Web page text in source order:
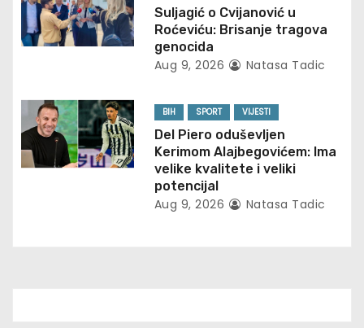
t
i
n
Suljagić o Cvijanović u
Roćeviću: Brisanje tragova
genocida
Aug 9, 2026 Natasa Tadic
BIH SPORT VIJESTI
Del Piero oduševljen
Kerimom Alajbegovićem: Ima
velike kvalitete i veliki
potencijal
Aug 9, 2026 Natasa Tadic